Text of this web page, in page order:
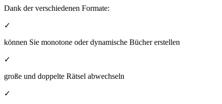
Dank der verschiedenen Formate:
✓
können Sie monotone oder dynamische Bücher erstellen
✓
große und doppelte Rätsel abwechseln
✓